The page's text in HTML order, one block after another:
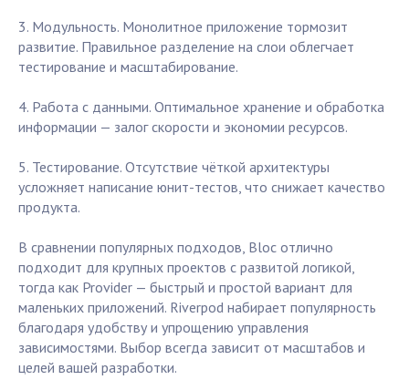
3. Модульность. Монолитное приложение тормозит
развитие. Правильное разделение на слои облегчает
тестирование и масштабирование.
4. Работа с данными. Оптимальное хранение и обработка
информации — залог скорости и экономии ресурсов.
5. Тестирование. Отсутствие чёткой архитектуры
усложняет написание юнит-тестов, что снижает качество
продукта.
В сравнении популярных подходов, Bloc отлично
подходит для крупных проектов с развитой логикой,
тогда как Provider — быстрый и простой вариант для
маленьких приложений. Riverpod набирает популярность
благодаря удобству и упрощению управления
зависимостями. Выбор всегда зависит от масштабов и
целей вашей разработки.